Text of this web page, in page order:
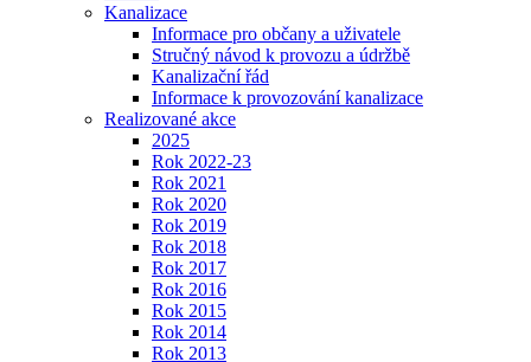
Kanalizace
Informace pro občany a uživatele
Stručný návod k provozu a údržbě
Kanalizační řád
Informace k provozování kanalizace
Realizované akce
2025
Rok 2022-23
Rok 2021
Rok 2020
Rok 2019
Rok 2018
Rok 2017
Rok 2016
Rok 2015
Rok 2014
Rok 2013